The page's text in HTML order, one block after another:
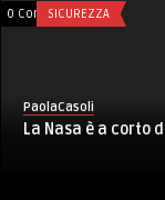
0 Comments
SICUREZZA
PaolaCasoli
La Nasa è a corto